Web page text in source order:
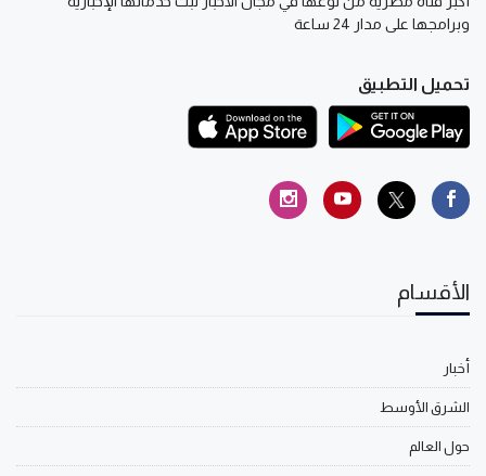
وبرامجها على مدار 24 ساعة
تحميل التطبيق
الأقسام
أخبار
الشرق الأوسط
حول العالم